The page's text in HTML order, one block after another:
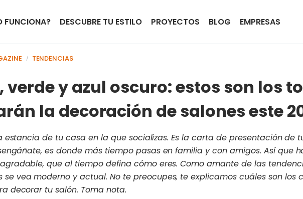
FUNCIONA? DESCUBRE TU ESTILO PROYECTOS BLOG EMPRESAS
/ TENDENCIAS
verde y azul oscuro: estos son los
la decoración de salones este
estancia de tu casa en la que socializas. Es la carta de presentación de
es donde más tiempo pasas en familia y con amigos. Así que
que al tiempo defina cómo eres. Como amante de las
se vea moderno y actual. No te preocupes, te explicamos cuáles son los
decorar tu salón. Toma nota.